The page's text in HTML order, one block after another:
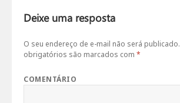
Deixe uma resposta
O seu endereço de e-mail não será publicado.
obrigatórios são marcados com*
COMENTÁRIO